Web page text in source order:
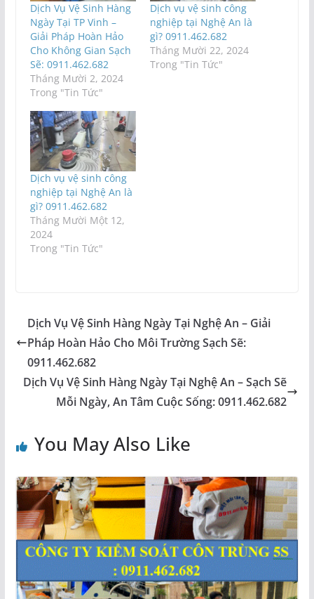
Dịch Vụ Vệ Sinh Hàng
Ngày Tại TP Vinh –
Giải Pháp Hoàn Hảo
Cho Không Gian Sạch
Sẽ: 0911.462.682
Tháng Mười 2, 2024
Trong "Tin Tức"
Dịch vụ vệ sinh công
nghiệp tại Nghệ An là
gì? 0911.462.682
Tháng Mười 22, 2024
Trong "Tin Tức"
Dịch vụ vệ sinh công
nghiệp tại Nghệ An là
gì? 0911.462.682
Tháng Mười Một 12,
2024
Trong "Tin Tức"
Dịch Vụ Vệ Sinh Hàng Ngày Tại Nghệ An – Giải
Pháp Hoàn Hảo Cho Môi Trường Sạch Sẽ:
0911.462.682
Dịch Vụ Vệ Sinh Hàng Ngày Tại Nghệ An – Sạch Sẽ
Mỗi Ngày, An Tâm Cuộc Sống: 0911.462.682
You May Also Like